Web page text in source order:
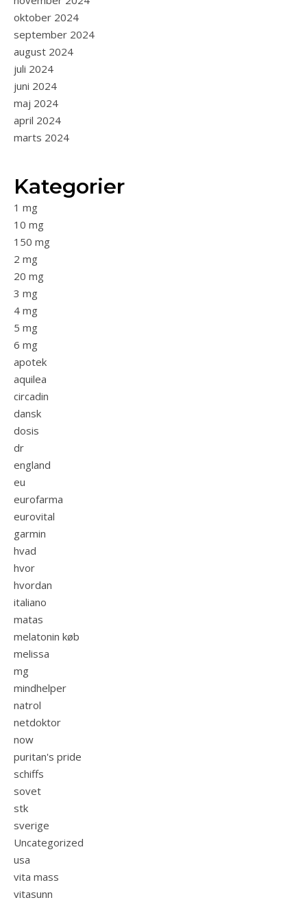
oktober 2024
september 2024
august 2024
juli 2024
juni 2024
maj 2024
april 2024
marts 2024
Kategorier
1 mg
10 mg
150 mg
2 mg
20 mg
3 mg
4 mg
5 mg
6 mg
apotek
aquilea
circadin
dansk
dosis
dr
england
eu
eurofarma
eurovital
garmin
hvad
hvor
hvordan
italiano
matas
melatonin køb
melissa
mg
mindhelper
natrol
netdoktor
now
puritan's pride
schiffs
sovet
stk
sverige
Uncategorized
usa
vita mass
vitasunn